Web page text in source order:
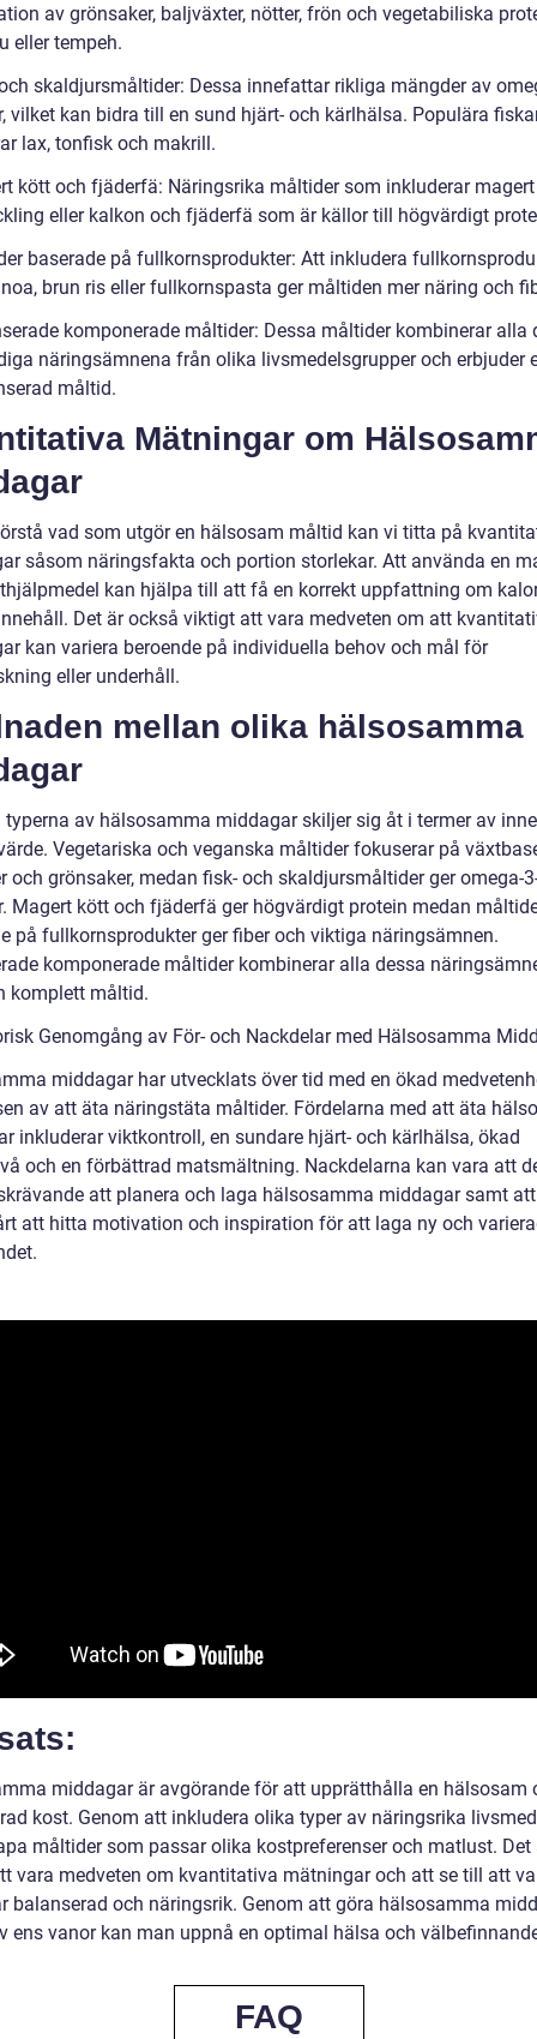
av grönsaker, baljväxter, nötter, frön och vegetabiliska
eller tempeh.
skaldjursmåltider: Dessa innefattar rikliga mängder av
vilket kan bidra till en sund hjärt- och kärlhälsa. Populära
lax, tonfisk och makrill.
kött och fjäderfä: Näringsrika måltider som inkluderar
eller kalkon och fjäderfä som är källor till högvärdigt
baserade på fullkornsprodukter: Att inkludera
brun ris eller fullkornspasta ger måltiden mer näring och
komponerade måltider: Dessa måltider kombinerar alla
näringsämnena från olika livsmedelsgrupper och erbjuder
måltid.
Mätningar om
vad som utgör en hälsosam måltid kan vi titta på
såsom näringsfakta och portion storlekar. Att använda en
kan hjälpa till att få en korrekt uppfattning om
Det är också viktigt att vara medveten om att
kan variera beroende på individuella behov och mål för
eller underhåll.
mellan olika hälsosamma
typerna av hälsosamma middagar skiljer sig åt i termer av
Vegetariska och veganska måltider fokuserar på
och grönsaker, medan fisk- och skaldjursmåltider ger omega-
Magert kött och fjäderfä ger högvärdigt protein medan
på fullkornsprodukter ger fiber och viktiga näringsämnen.
komponerade måltider kombinerar alla dessa
komplett måltid.
Genomgång av För- och Nackdelar med Hälsosamma
middagar har utvecklats över tid med en ökad
av att äta näringstäta måltider. Fördelarna med att äta
inkluderar viktkontroll, en sundare hjärt- och kärlhälsa, ökad
och en förbättrad matsmältning. Nackdelarna kan vara att
att planera och laga hälsosamma middagar samt
att hitta motivation och inspiration för att laga ny och
middagar är avgörande för att upprätthålla en hälsosam
kost. Genom att inkludera olika typer av näringsrika
måltider som passar olika kostpreferenser och matlust. Det
vara medveten om kvantitativa mätningar och att se till att
balanserad och näringsrik. Genom att göra hälsosamma
ens vanor kan man uppnå en optimal hälsa och
FAQ